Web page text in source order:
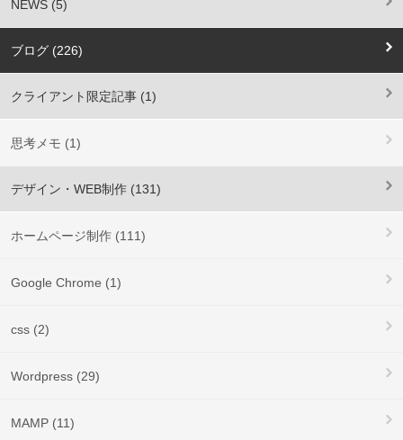
NEWS (5)
ブログ (226)
クライアント限定記事 (1)
思考メモ (1)
デザイン・WEB制作 (131)
ホームページ制作 (111)
Google Chrome (1)
css (2)
Wordpress (29)
MAMP (11)